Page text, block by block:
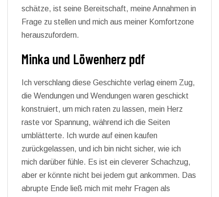
schätze, ist seine Bereitschaft, meine Annahmen in
Frage zu stellen und mich aus meiner Komfortzone
herauszufordern.
Minka und Löwenherz pdf
Ich verschlang diese Geschichte verlag einem Zug,
die Wendungen und Wendungen waren geschickt
konstruiert, um mich raten zu lassen, mein Herz
raste vor Spannung, während ich die Seiten
umblätterte. Ich wurde auf einen kaufen
zurückgelassen, und ich bin nicht sicher, wie ich
mich darüber fühle. Es ist ein cleverer Schachzug,
aber er könnte nicht bei jedem gut ankommen. Das
abrupte Ende ließ mich mit mehr Fragen als